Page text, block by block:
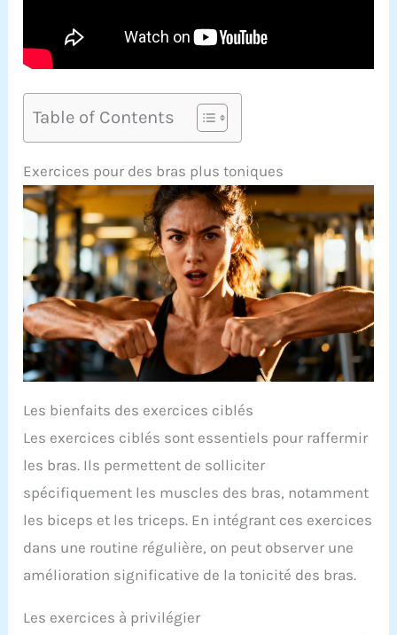
Table of Contents
Exercices pour des bras plus toniques
Les bienfaits des exercices ciblés
Les exercices ciblés sont essentiels pour raffermir
les bras. Ils permettent de solliciter
spécifiquement les muscles des bras, notamment
les biceps et les triceps. En intégrant ces exercices
dans une routine régulière, on peut observer une
amélioration significative de la tonicité des bras.
Les exercices à privilégier